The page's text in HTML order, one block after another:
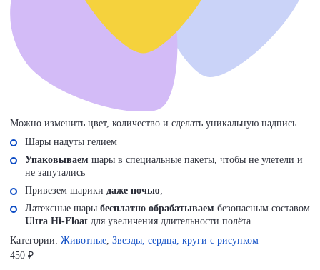
Можно изменить цвет, количество и сделать уникальную надпись
Шары надуты гелием
Упаковываем шары в специальные пакеты, чтобы не улетели и
не запутались
Привезем шарики даже ночью;
Латексные шары бесплатно обрабатываем безопасным составом
Ultra Hi-Float для увеличения длительности полёта
Категории: Животные Звезды, сердца, круги с рисунком
450 ₽